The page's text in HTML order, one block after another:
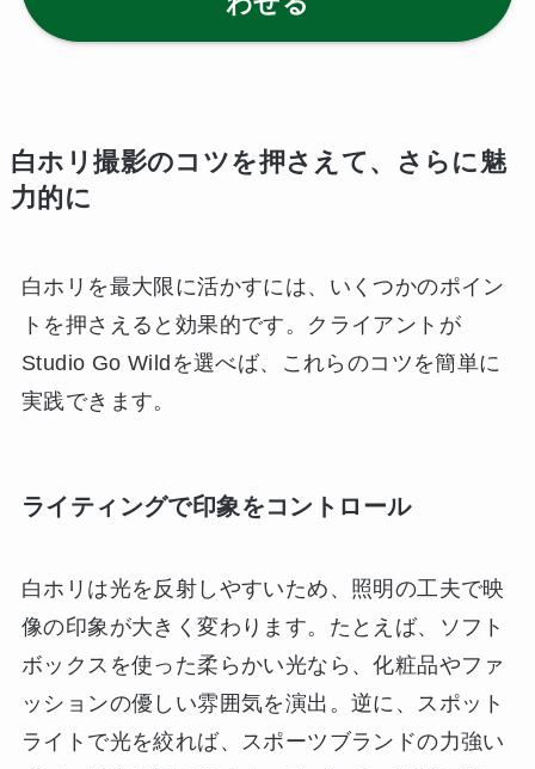
白ホリ撮影のコツを押さえて、さらに魅
力的に
白ホリを最大限に活かすには、いくつかのポイン
トを押さえると効果的です。クライアントが
Studio Go Wildを選べば、これらのコツを簡単に
実践できます。
ライティングで印象をコントロール
白ホリは光を反射しやすいため、照明の工夫で映
像の印象が大きく変わります。たとえば、ソフト
ボックスを使った柔らかい光なら、化粧品やファ
ッションの優しい雰囲気を演出。逆に、スポット
ライトで光を絞れば、スポーツブランドの力強い